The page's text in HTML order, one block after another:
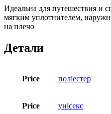
Идеальна для путешествия и
мягким уплотнителем,
на плечо
Детали
Price поліестер
Price унісекс